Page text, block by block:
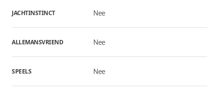
JACHTINSTINCT Nee
ALLEMANSVRIEND Nee
SPEELS Nee